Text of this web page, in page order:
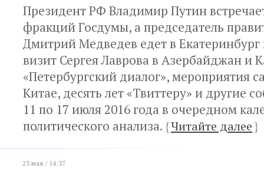
Президент РФ Владимир Путин
фракций Госдумы, а председатель
Дмитрий Медведев едет в
визит Сергея Лаврова в Азербайджан и
«Петербургский диалог», мероприятия
Китае, десять лет «Твиттеру» и другие
11 по 17 июля 2016 года в очередном
политического анализа. {Читайте далее}
23 мая / 14:37